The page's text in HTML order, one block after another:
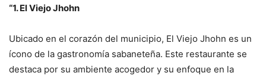
“1. El Viejo Jhohn
Ubicado en el corazón del municipio, El Viejo Jhohn es un
ícono de la gastronomía sabaneteña. Este restaurante se
destaca por su ambiente acogedor y su enfoque en la